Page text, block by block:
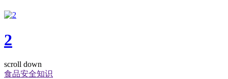
2
scroll down
食品安全知识